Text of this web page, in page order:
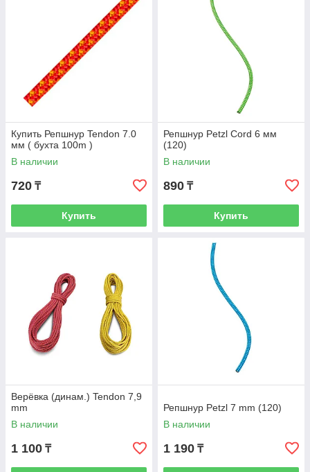
Купить Репшнур Tendon 7.0
мм ( бухта 100m )
В наличии
720 ₸
Купить
Репшнур Petzl Cord 6 мм
(120)
В наличии
890 ₸
Купить
Верёвка (динам.) Tendon 7,9
mm
В наличии
1 100 ₸
Репшнур Petzl 7 mm (120)
В наличии
1 190 ₸